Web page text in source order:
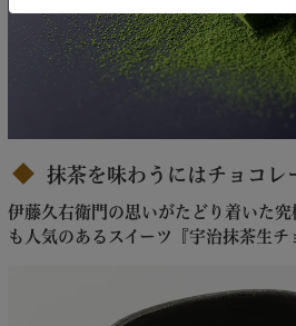
抹茶を味わうにはチョコレ
伊藤久右衛門の思いがたどり着いた究
も人気のあるスイーツ『宇治抹茶生チ